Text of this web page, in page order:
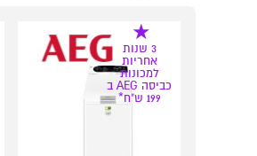
3 שנות
אחריות
למכונות
כביסה AEG ב
199 ש"ח*